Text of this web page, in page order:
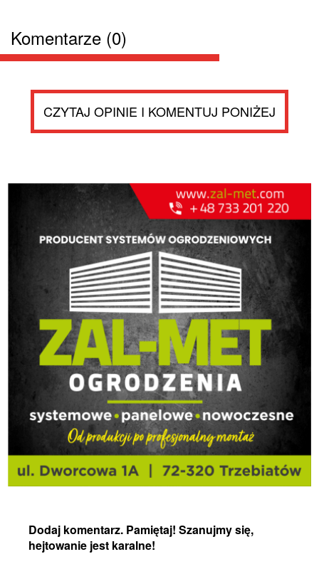
Komentarze (0)
CZYTAJ OPINIE I KOMENTUJ PONIŻEJ
Dodaj komentarz. Pamiętaj! Szanujmy się,
hejtowanie jest karalne!